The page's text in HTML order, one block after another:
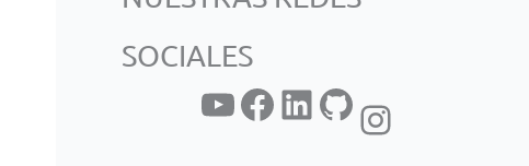
r
SOCIALES
YouTube Facebook LinkedIn GitHub Instagram